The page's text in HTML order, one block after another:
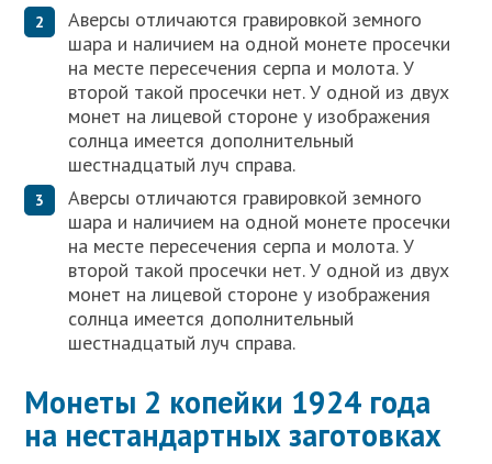
Аверсы отличаются гравировкой земного
шара и наличием на одной монете просечки
на месте пересечения серпа и молота. У
второй такой просечки нет. У одной из двух
монет на лицевой стороне у изображения
солнца имеется дополнительный
шестнадцатый луч справа.
Аверсы отличаются гравировкой земного
шара и наличием на одной монете просечки
на месте пересечения серпа и молота. У
второй такой просечки нет. У одной из двух
монет на лицевой стороне у изображения
солнца имеется дополнительный
шестнадцатый луч справа.
Монеты 2 копейки 1924 года
на нестандартных заготовках